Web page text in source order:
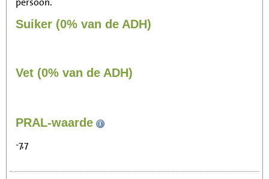
Suiker (0% van de ADH)
Vet (0% van de ADH)
PRAL-waarde
-7,7
Zitten, tv kijken